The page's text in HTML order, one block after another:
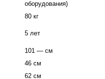
оборудования)
80 кг
5 лет
101 — см
46 см
62 см